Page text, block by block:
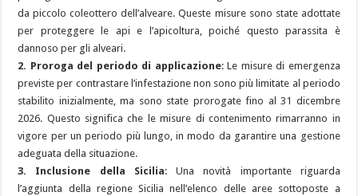
da piccolo coleottero dell’alveare. Queste misure sono state adottate
per proteggere le api e l’apicoltura, poiché questo parassita è
dannoso per gli alveari.
2. Proroga del periodo di applicazione: Le misure di emergenza
previste per contrastare l’infestazione non sono più limitate al periodo
stabilito inizialmente, ma sono state prorogate fino al 31 dicembre
2026. Questo significa che le misure di contenimento rimarranno in
vigore per un periodo più lungo, in modo da garantire una gestione
adeguata della situazione.
3. Inclusione della Sicilia: Una novità importante riguarda
l’aggiunta della regione Sicilia nell’elenco delle aree sottoposte a